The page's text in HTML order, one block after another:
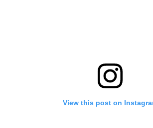
View this post on